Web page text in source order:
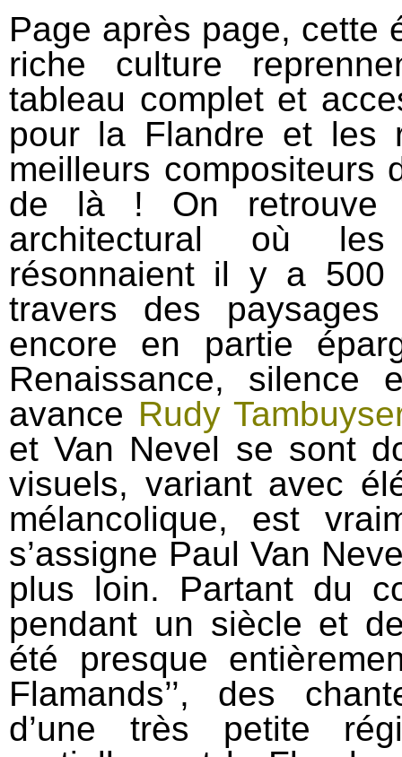
Page après page, cette
riche culture
tableau complet et
pour la Flandre et les
meilleurs compositeurs
de là ! On retrouve
architectural où
résonnaient il y a 500
travers des
encore en partie
Renaissance,
avance Rudy
et Van Nevel se sont
visuels, variant avec
mélancolique, est
s’assigne Paul Van
plus loin. Partant du
pendant un siècle et
été presque
Flamands’’, des
d’une très petite